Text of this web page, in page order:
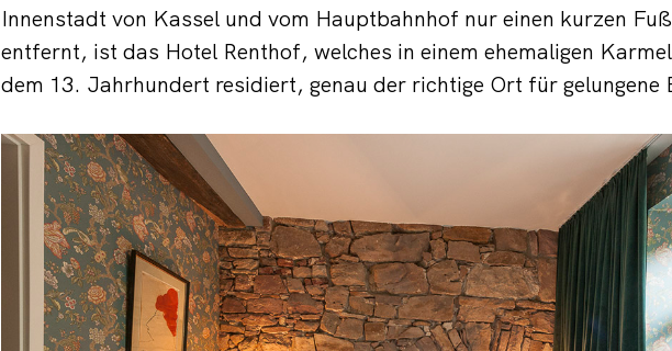
Innenstadt von Kassel und vom Hauptbahnhof nur einen kurzen
entfernt, ist das Hotel Renthof, welches in einem ehemaligen
dem 13. Jahrhundert residiert, genau der richtige Ort für gelungene